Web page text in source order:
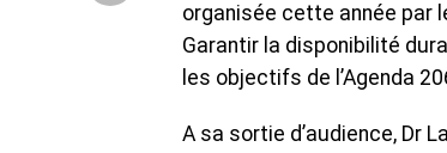
organisée cette année par
Garantir la disponibilité
les objectifs de l’Agenda
A sa sortie d’audience, Dr